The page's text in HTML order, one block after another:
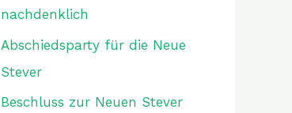
nachdenklich
Abschiedsparty für die Neue
Stever
Beschluss zur Neuen Stever